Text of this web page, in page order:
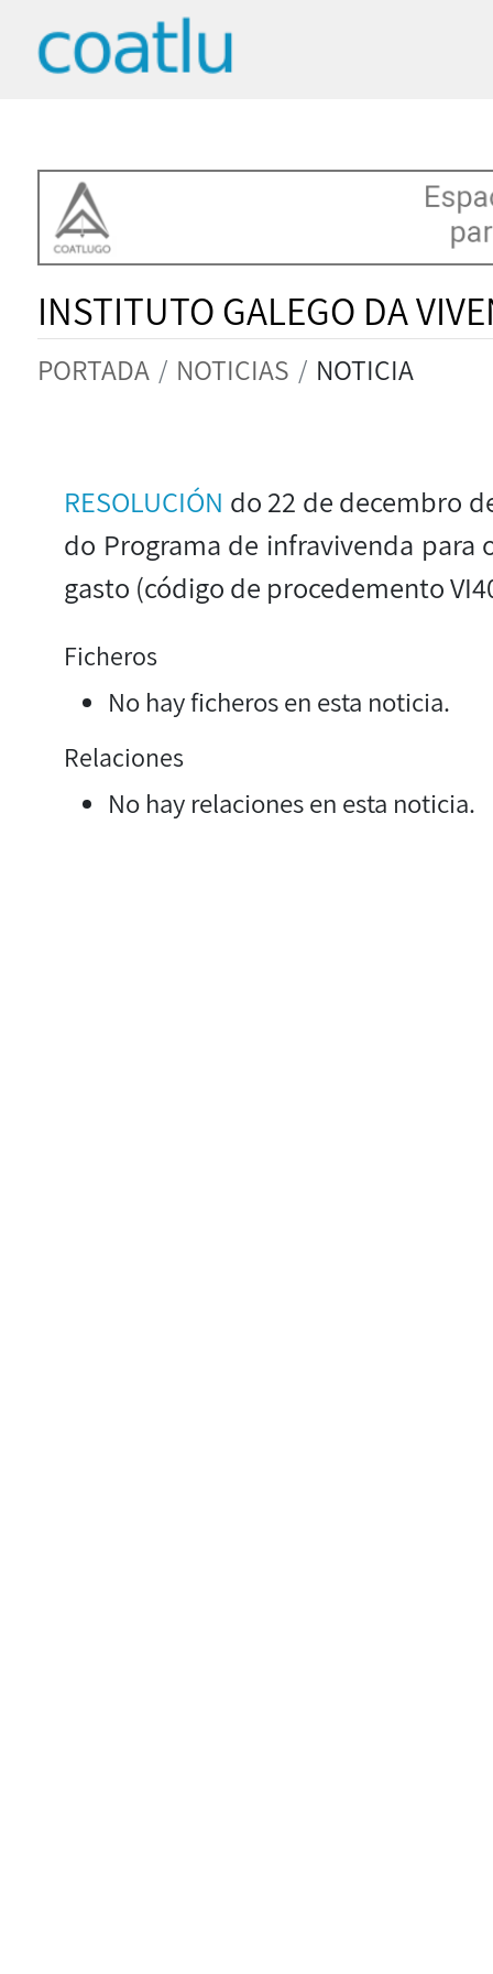
INSTITUTO GALEGO DA
PORTADA NOTICIAS NOTICIA
RESOLUCIÓN do 22 de decembro
do Programa de infravivenda
gasto (código de procedemento
Ficheros
No hay ficheros en esta noticia.
Relaciones
No hay relaciones en esta noticia.